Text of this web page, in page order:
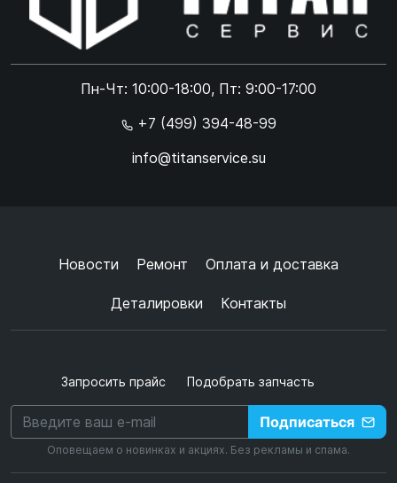
Пн-Чт: 10:00-18:00, Пт: 9:00-17:00
+7 (499) 394-48-99
info@titanservice.su
Новости Ремонт Оплата и доставка
Деталировки Контакты
Запросить прайс Подобрать запчасть
Подписаться
Оповещаем о новинках и акциях. Без рекламы и спама.
Online чат
Online чат